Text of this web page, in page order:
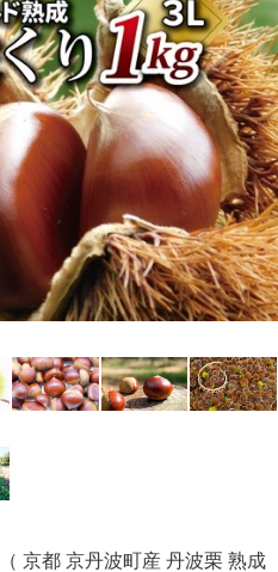
京都 京丹波町産 丹波栗 熟成